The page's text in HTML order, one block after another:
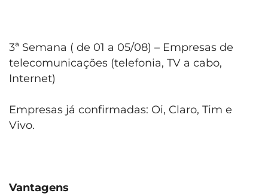
3ª Semana ( de 01 a 05/08) – Empresas de
telecomunicações (telefonia, TV a cabo,
Internet)
Empresas já confirmadas: Oi, Claro, Tim e
Vivo.
Vantagens